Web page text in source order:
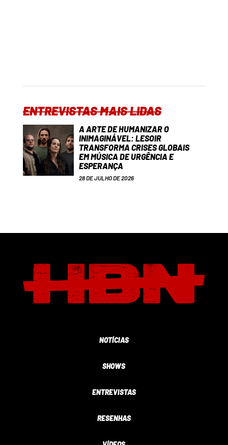
ENTREVISTAS MAIS LIDAS
A ARTE DE HUMANIZAR O
INIMAGINÁVEL: LESOIR
TRANSFORMA CRISES GLOBAIS
EM MÚSICA DE URGÊNCIA E
ESPERANÇA
28 DE JULHO DE 2026
NOTÍCIAS
SHOWS
ENTREVISTAS
RESENHAS